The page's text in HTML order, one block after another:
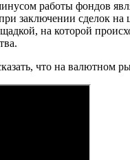
работы фондов
заключении сделок на
на которой
что на валютном